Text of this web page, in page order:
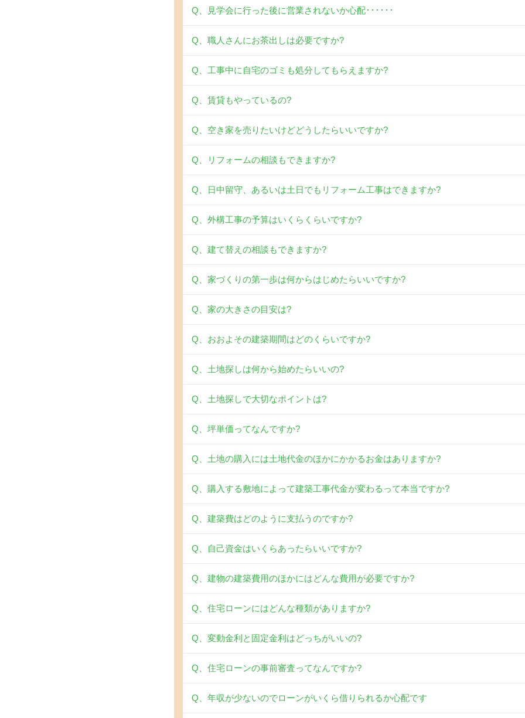
Q、見学会に行った後に営業されないか心配･･････
Q、職人さんにお茶出しは必要ですか?
Q、工事中に自宅のゴミも処分してもらえますか?
Q、賃貸もやっているの?
Q、空き家を売りたいけどどうしたらいいですか?
Q、リフォームの相談もできますか?
Q、日中留守、あるいは土日でもリフォーム工事はできますか?
Q、外構工事の予算はいくらくらいですか?
Q、建て替えの相談もできますか?
Q、家づくりの第一歩は何からはじめたらいいですか?
Q、家の大きさの目安は?
Q、おおよその建築期間はどのくらいですか?
Q、土地探しは何から始めたらいいの?
Q、土地探しで大切なポイントは?
Q、坪単価ってなんですか?
Q、土地の購入には土地代金のほかにかかるお金はありますか?
Q、購入する敷地によって建築工事代金が変わるって本当ですか?
Q、建築費はどのように支払うのですか?
Q、自己資金はいくらあったらいいですか?
Q、建物の建築費用のほかにはどんな費用が必要ですか?
Q、住宅ローンにはどんな種類がありますか?
Q、変動金利と固定金利はどっちがいいの?
Q、住宅ローンの事前審査ってなんですか?
Q、年収が少ないのでローンがいくら借りられるか心配です